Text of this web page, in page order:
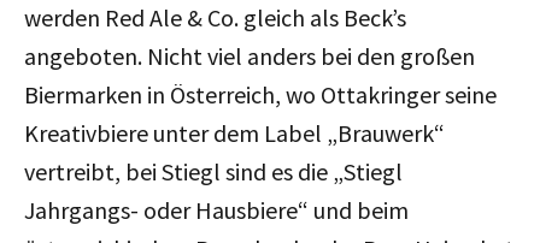
werden Red Ale & Co. gleich als Beck’s
angeboten. Nicht viel anders bei den großen
Biermarken in Österreich, wo Ottakringer seine
Kreativbiere unter dem Label „Brauwerk“
vertreibt, bei Stiegl sind es die „Stiegl
Jahrgangs- oder Hausbiere“ und beim